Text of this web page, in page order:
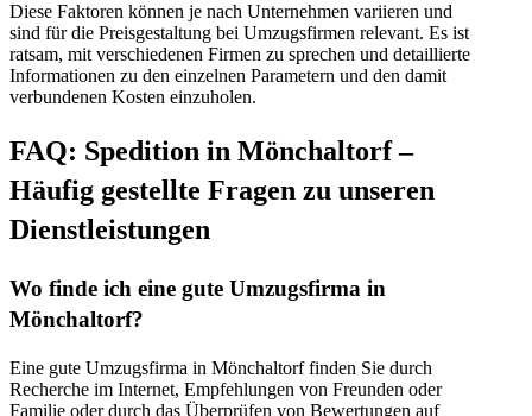
Diese Faktoren können je nach Unternehmen variieren und
sind für die Preisgestaltung bei Umzugsfirmen relevant. Es ist
ratsam, mit verschiedenen Firmen zu sprechen und detaillierte
Informationen zu den einzelnen Parametern und den damit
verbundenen Kosten einzuholen.
FAQ: Spedition in Mönchaltorf –
Häufig gestellte Fragen zu unseren
Dienstleistungen
Wo finde ich eine gute Umzugsfirma in
Mönchaltorf?
Eine gute Umzugsfirma in Mönchaltorf finden Sie durch
Recherche im Internet, Empfehlungen von Freunden oder
Familie oder durch das Überprüfen von Bewertungen auf